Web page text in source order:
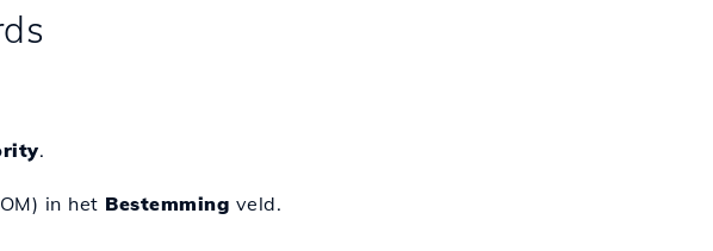
.
in het Bestemming veld.